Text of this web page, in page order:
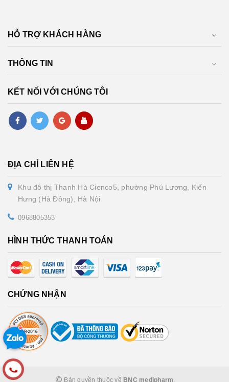
HỖ TRỢ KHÁCH HÀNG
THÔNG TIN
KẾT NỐI VỚI CHÚNG TÔI
ĐỊA CHỈ LIÊN HỆ
Khu đô thị Thanh Hà Cienco5, phường Phú Lương, Kiến
Hưng (Hà Đông), Hà Nội
0968805353
HÌNH THỨC THANH TOÁN
CHỨNG NHẬN
Bản quyền thuộc về BNC medipharm